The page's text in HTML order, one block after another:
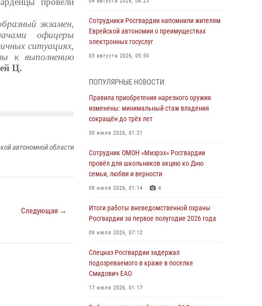
экзамен,
офицеры
ситуациях,
к выполнению
Ц.
автономной области
Следующая →
Сотрудники Росгвардии напомнили жителям
Еврейской автономии о преимуществах
электронных госуслуг
03 августа 2026, 05:59
армии Виктор Золотов поздравил
специалистов подразделений тыла с
профессиональным праздником
01 августа 2026, 10:23
национальной гвардии Российской
Федерации
01 августа 2026, 10:21
воинов, погибших в Первой мировой войне
1914-1918 годов
01 августа 2026, 10:19
Внесены изменения в правила проведения
контрольного отстрела гражданского оружия
31 июля 2026, 01:48
ПОПУЛЯРНЫЕ НОВОСТИ
Правила приобретения нарезного оружия
изменены: минимальный стаж владения
сокращён до трёх лет
30 июля 2026, 01:21
Сотрудник ОМОН «Мизрэх» Росгвардии
провёл для школьников акцию ко Дню
семьи, любви и верности
08 июля 2026, 01:14 4
Итоги работы вневедомственной охраны
Росгвардии за первое полугодие 2026 года
09 июля 2026, 07:12
Спецназ Росгвардии задержал
подозреваемого в краже в поселке
Смидович ЕАО
17 июля 2026, 01:17